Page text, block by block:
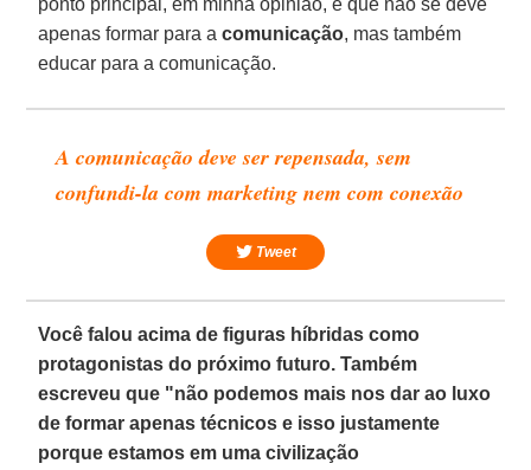
apenas formar para acomunicação, mas também
educar para a comunicação.
A comunicação deve ser repensada, sem
confundi-la com marketing nem com conexão
Tweet
Você falou acima de figuras híbridas como
protagonistas do próximo futuro. Também
escreveu que "não podemos mais nos dar ao luxo
de formar apenas técnicos e isso justamente
porque estamos em uma civilização